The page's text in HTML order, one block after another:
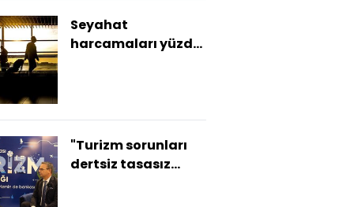
Seyahat
harcamaları yüzde
"Turizm sorunları
dertsiz tasasız